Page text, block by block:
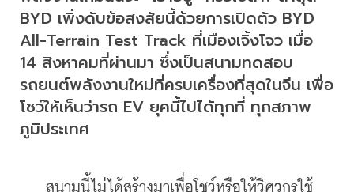
BYD เพิ่งดับข้อสงสัยนี้ด้วยการเปิดตัว BYD
All-Terrain Test Track ที่เมืองเจิ้งโจว เมื่อ
14 สิงหาคมที่ผ่านมา ซึ่งเป็นสนามทดสอบ
รถยนต์พลังงานใหม่ที่ครบเครื่องที่สุดในจีน เพื่อ
โชว์ให้เห็นว่ารถ EV ยุคนี้ไปได้ทุกที่ ทุกสภาพ
ภูมิประเทศ
สนามนี้ไม่ได้สร้างมาเพื่อโชว์หรือให้วิศวกรใช้